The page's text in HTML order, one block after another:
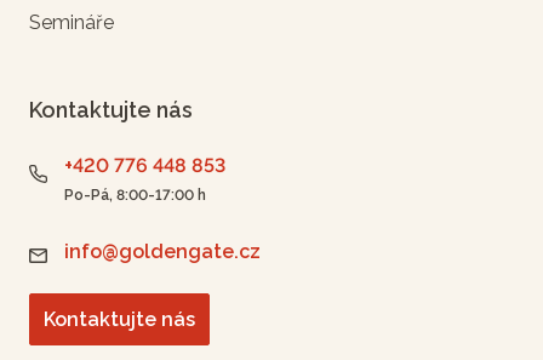
Semináře
Kontaktujte nás
+420 776 448 853
Po-Pá, 8:00-17:00 h
info@goldengate.cz
Kontaktujte nás